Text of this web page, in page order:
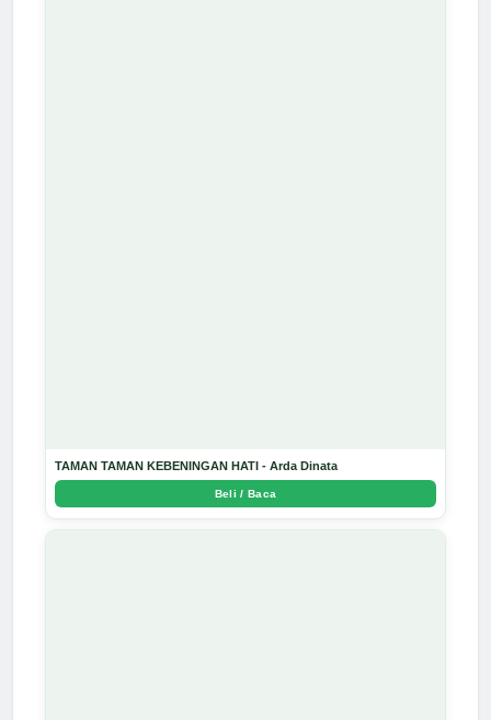
TAMAN TAMAN KEBENINGAN HATI - Arda Dinata
Beli / Baca